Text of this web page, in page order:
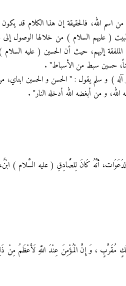
الله، فالحقيقة إن هذا الكلام قد
( عليهم السلام ) من خلالها الوصول إلى
إليهم، حيث أن الحسين ( عليه
حسين سبط من الأسباط" .
) و سلم يقول : " الحسن و الحسين ابناي،
و من أبغضه الله أدخله النار" .
أنَّهُ كَانَ لِلصَّادِقِ ( عليه السَّلام )
مَلَكٍ مُقَرَّبٍ ، وَ إِنَّ الْمُؤْمِنَ عِنْدَ اللَّهِ لَأَعْظَمُ